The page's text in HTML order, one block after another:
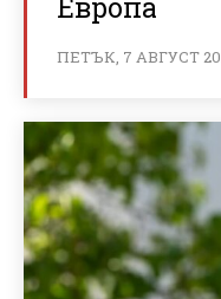
ПЕТЪК, 7 АВГУСТ